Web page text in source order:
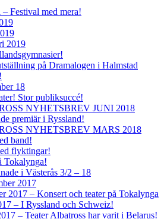
Festival med mera!
2019
på Dramalogen i Halmstad
18
Stor publiksuccé!
NYHETSBREV JUNI 2018
premiär i Ryssland!
NYHETSBREV MARS 2018
band!
flyktingar!
Tokalynga!
i Västerås 3/2 – 18
2017
2017 – Konsert och teater på Tokalynga
– I Ryssland och Schweiz!
– Teater Albatross har varit i Belarus!